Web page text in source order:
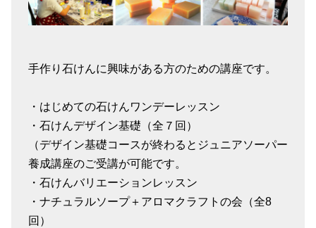
手作り石けんに興味がある方のための講座です。
・はじめての石けんワンデーレッスン
・石けんデザイン基礎（全７回）
（デザイン基礎コースが終わるとジュニアソーパー
養成講座のご受講が可能です。
・石けんバリエーションレッスン
・ナチュラルソープ＋アロマクラフトの会（全8
回）